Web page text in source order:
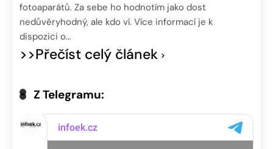
fotoaparátů. Za sebe ho hodnotím jako dost
nedůvěryhodný, ale kdo ví. Více informací je k
dispozici o…
>>Přečíst celý článek
Z Telegramu: